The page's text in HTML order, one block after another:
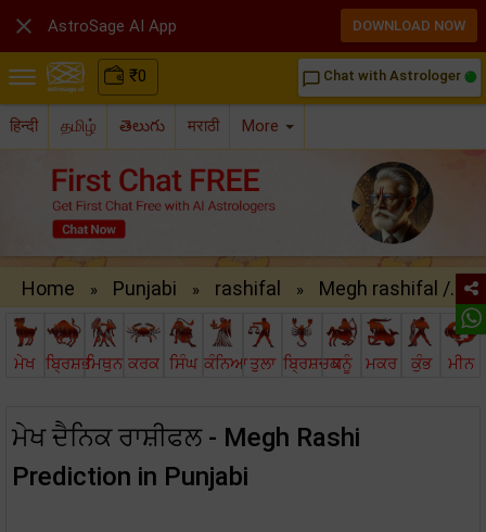
₹0 chat_bubble_outline Chat with Astrologer
हिन्दी தமிழ் తెలుగు मराठी More
Home » Punjabi » rashifal » Megh rashifal /..
ਮੇਖ ਬ੍ਰਿਸ਼ਭਮਿਥੁਨ ਕਰਕ ਸਿੰਘ ਕੰਨਿਆਤੁਲਾ ਬ੍ਰਿਸ਼ਚਕਧਨੂੰ ਮਕਰ ਕੁੰਭ ਮੀਨ
ਮੇਖ ਦੈਨਿਕ ਰਾਸ਼ੀਫਲ - Megh Rashi
Prediction in Punjabi
 AstroSage AI App DOWNLOAD NOW